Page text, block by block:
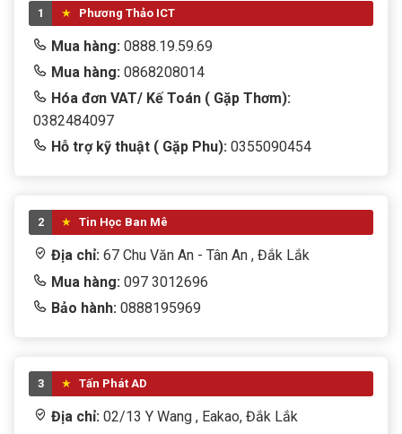
1 Phương Thảo ICT
Mua hàng: 0888.19.59.69
Mua hàng: 0868208014
Hóa đơn VAT/ Kế Toán ( Gặp Thơm):
0382484097
Hỗ trợ kỹ thuật ( Gặp Phu): 0355090454
2 Tin Học Ban Mê
Địa chỉ: 67 Chu Văn An - Tân An , Đắk Lắk
Mua hàng: 097 3012696
Bảo hành: 0888195969
3 Tấn Phát AD
Địa chỉ: 02/13 Y Wang , Eakao, Đắk Lắk